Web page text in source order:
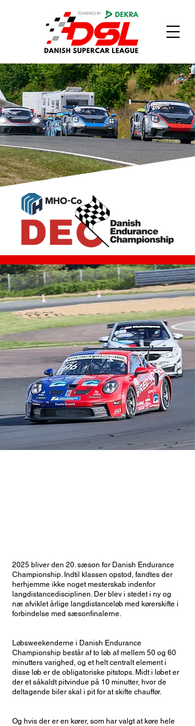
2025 bliver den 20. sæson for Danish Endurance
Championship. Indtil klassen opstod, fandtes der
herhjemme ikke noget mesterskab indenfor
langdistancedisciplinen. Der blev i stedet i ny og
næ afviklet årlige langdistanceløb med kørerskifte i
forbindelse med sæsonfinalerne.
Løbsweekenderne i Danish Endurance
Championship består af to løb af mellem 50 og 60
minutters varighed, og et helt centralt element i
disse løb er de obligatoriske pitstops. Midt i løbet er
der et såkaldt pitvindue på 10 minutter, hvor de
deltagende biler skal i pit for at skifte chauffør.
Og hvis der er en kører, som har valgt at køre hele